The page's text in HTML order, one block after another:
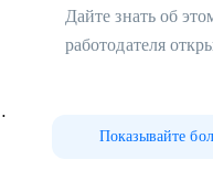
Дайте знать об
работодателя
Показывайте